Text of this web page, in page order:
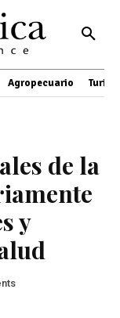
Agropecuario
de la
y